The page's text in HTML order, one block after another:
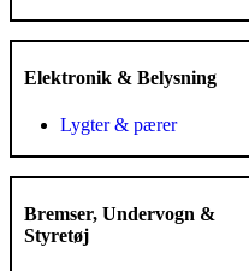
Elektronik & Belysning
Lygter & pærer
Bremser, Undervogn &
Styretøj